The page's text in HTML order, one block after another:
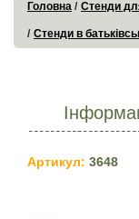
Головна Стенди
Стенди в
Артикул: 3648